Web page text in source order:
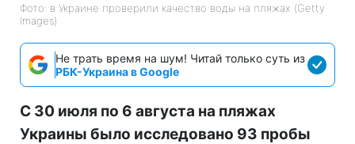
Фото: в Украине проверили качество воды на пляжах (Getty
Images)
Не трать время на шум! Читай только суть из
РБК-Украина в Google
С 30 июля по 6 августа на пляжах
Украины было исследовано 93 пробы